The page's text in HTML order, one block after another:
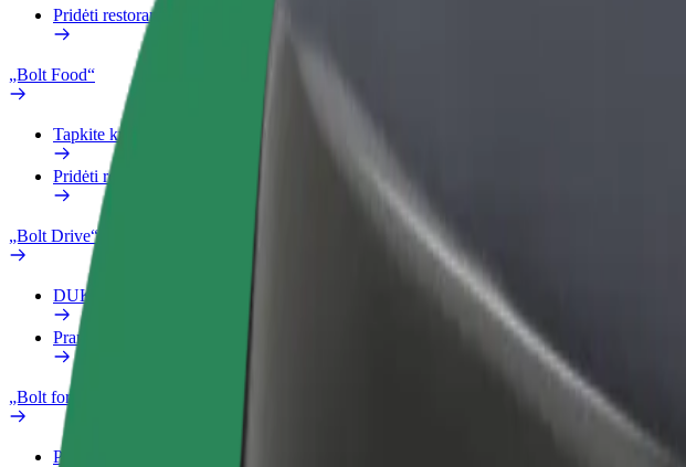
Pridėti restoraną ar parduotuvę
„Bolt Food“
Tapkite kurjeriu (-e)
Pridėti restoraną ar parduotuvę
„Bolt Drive“
DUK
Pranešti apie automobilį
„Bolt for Business“
Privalumai